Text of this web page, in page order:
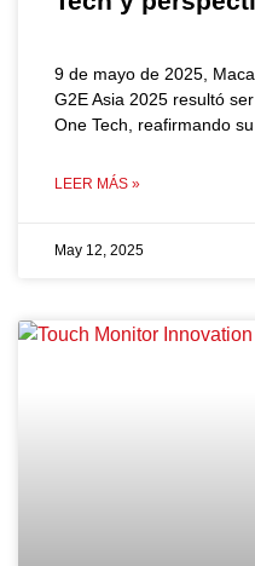
9 de mayo de 2025,
G2E Asia 2025 resultó
One Tech, reafirmando
LEER MÁS »
May 12, 2025